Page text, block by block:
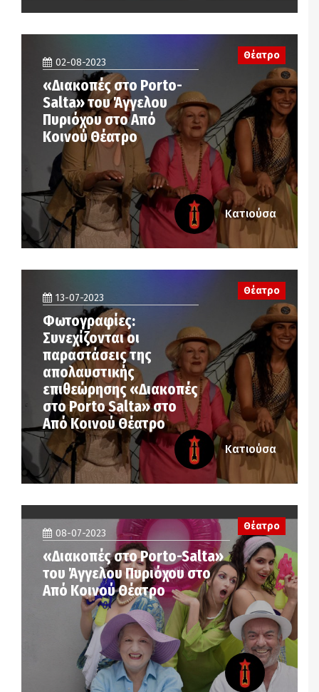
02-08-2023
«Διακοπές στο Porto-
Salta» του Άγγελου
Πυριόχου στο Από
Κοινού Θέατρο
Θέατρο
Κατιούσα
13-07-2023
Φωτογραφίες:
Συνεχίζονται οι
παραστάσεις της
απολαυστικής
επιθεώρησης «Διακοπές
στο Porto Salta» στο
Από Κοινού Θέατρο
Θέατρο
Κατιούσα
Θέατρο
08-07-2023
«Διακοπές στο Porto-Salta»
του Άγγελου Πυριόχου στο
Από Κοινού Θέατρο